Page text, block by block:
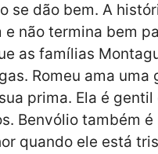
se dão bem. A
e não termina bem
as famílias
Romeu ama uma
prima. Ela é
Benvólio também
quando ele está